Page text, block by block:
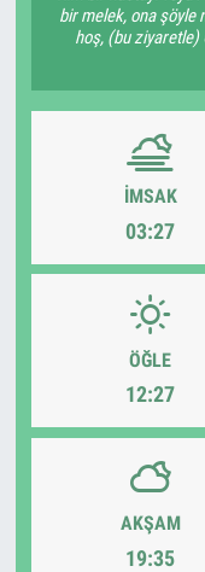
bir melek, ona şöyle
hoş, (bu ziyaretle)
İMSAK
03:27
ÖĞLE
12:27
AKŞAM
19:35